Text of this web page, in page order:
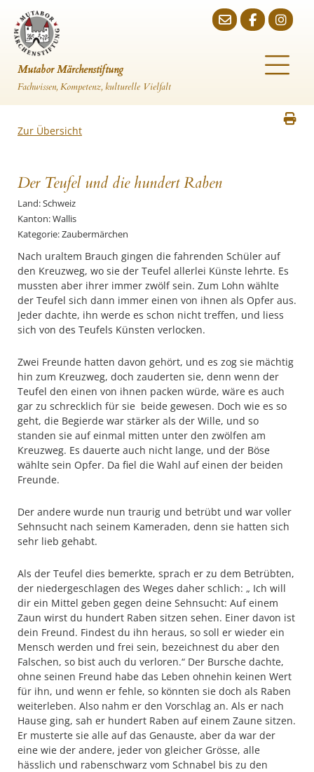
Mutabor Märchenstiftung
Fachwissen, Kompetenz, kulturelle Vielfalt
Zur Übersicht
Der Teufel und die hundert Raben
Land: Schweiz
Kanton: Wallis
Kategorie: Zaubermärchen
Nach uraltem Brauch gingen die fahrenden Schüler auf
den Kreuzweg, wo sie der Teufel allerlei Künste lehrte. Es
mussten aber ihrer immer zwölf sein. Zum Lohn wählte
der Teufel sich dann immer einen von ihnen als Opfer aus.
Jeder dachte, ihn werde es schon nicht treffen, und liess
sich von des Teufels Künsten verlocken.
Zwei Freunde hatten davon gehört, und es zog sie mächtig
hin zum Kreuzweg, doch zauderten sie, denn wenn der
Teufel den einen von ihnen packen würde, wäre es auch
gar zu schrecklich für sie beide gewesen. Doch wie es so
geht, die Begierde war stärker als der Wille, und so
standen sie auf einmal mitten unter den zwölfen am
Kreuzweg. Es dauerte auch nicht lange, und der Böse
wählte sein Opfer. Da fiel die Wahl auf einen der beiden
Freunde.
Der andere wurde nun traurig und betrübt und war voller
Sehnsucht nach seinem Kameraden, denn sie hatten sich
sehr lieb gehabt.
Als der Teufel dies bemerkte, sprach er zu dem Betrübten,
der niedergeschlagen des Weges daher schlich: „ Ich will
dir ein Mittel geben gegen deine Sehnsucht: Auf einem
Zaun wirst du hundert Raben sitzen sehen. Einer davon ist
dein Freund. Findest du ihn heraus, so soll er wieder ein
Mensch werden und frei sein, bezeichnest du aber den
Falschen, so bist auch du verloren.“ Der Bursche dachte,
ohne seinen Freund habe das Leben ohnehin keinen Wert
für ihn, und wenn er fehle, so könnten sie doch als Raben
weiterleben. Also nahm er den Vorschlag an. Als er nach
Hause ging, sah er hundert Raben auf einem Zaune sitzen.
Er musterte sie alle auf das Genauste, aber da war der
eine wie der andere, jeder von gleicher Grösse, alle
hässlich und rabenschwarz vom Schnabel bis zu den